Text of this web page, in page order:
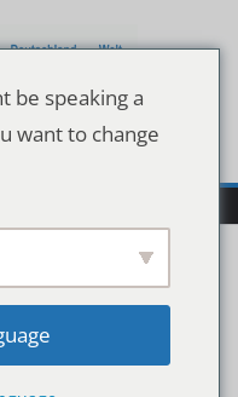
be speaking a
want to change